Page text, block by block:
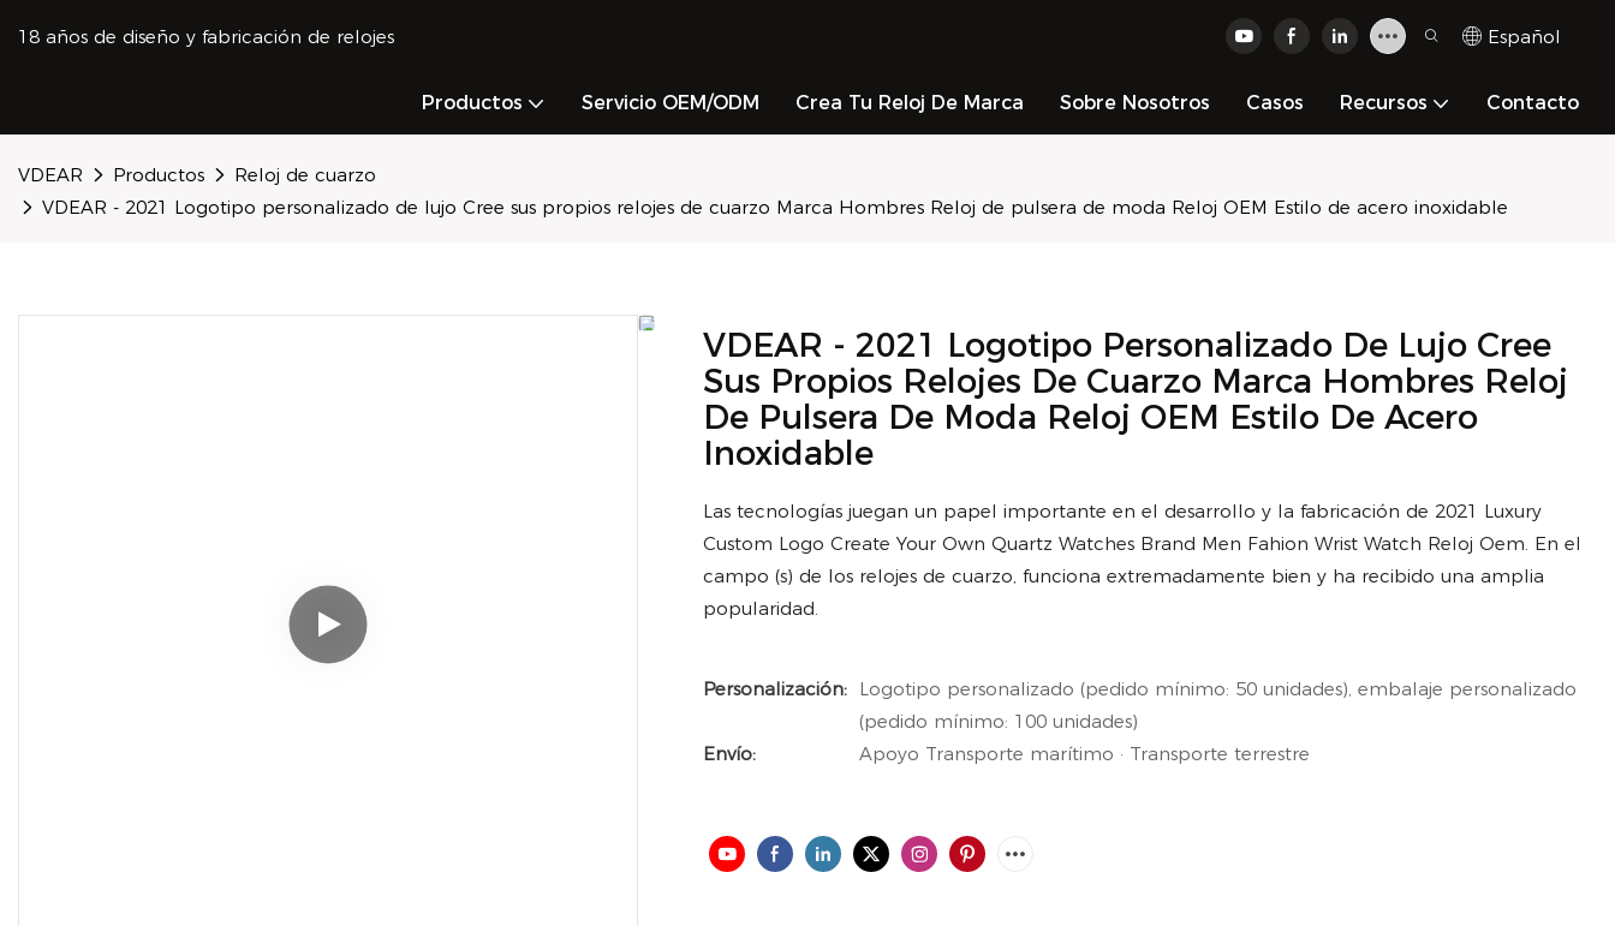
18 años de diseño y fabricación de relojes Español
Productos Servicio OEM/ODM Crea Tu Reloj De Marca Sobre Nosotros Casos Recursos Contacto
VDEAR Productos
Reloj de cuarzo
VDEAR - 2021 Logotipo personalizado de lujo Cree sus propios relojes de cuarzo Marca Hombres Reloj de pulsera de moda Reloj OEM Estilo de acero inoxidable
VDEAR - 2021 Logotipo Personalizado De Lujo Cree
Sus Propios Relojes De Cuarzo Marca Hombres Reloj
De Pulsera De Moda Reloj OEM Estilo De Acero
Inoxidable
Las tecnologías juegan un papel importante en el desarrollo y la fabricación de 2021 Luxury
Custom Logo Create Your Own Quartz Watches Brand Men Fahion Wrist Watch Reloj Oem. En el
campo (s) de los relojes de cuarzo, funciona extremadamente bien y ha recibido una amplia
popularidad.
Personalización: Logotipo personalizado (pedido mínimo: 50 unidades), embalaje personalizado
(pedido mínimo: 100 unidades)
Envío:
Apoyo Transporte marítimo · Transporte terrestre